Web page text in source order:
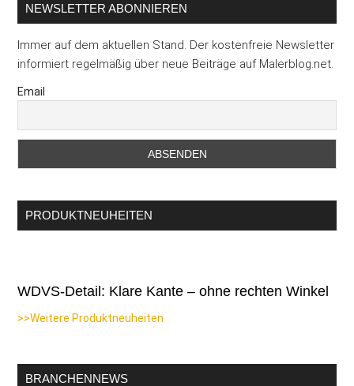
NEWSLETTER ABONNIEREN
Immer auf dem aktuellen Stand. Der kostenfreie Newsletter
informiert regelmäßig über neue Beiträge auf Malerblog.net.
Email
PRODUKTNEUHEITEN
WDVS-Detail: Klare Kante – ohne rechten Winkel
>>Weitere Produktneuheiten
BRANCHENNEWS